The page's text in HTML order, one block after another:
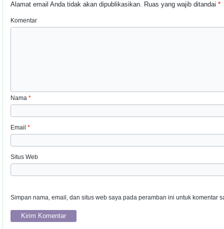
Alamat email Anda tidak akan dipublikasikan. Ruas yang wajib ditandai *
Komentar
Nama *
Email *
Situs Web
Simpan nama, email, dan situs web saya pada peramban ini untuk komentar